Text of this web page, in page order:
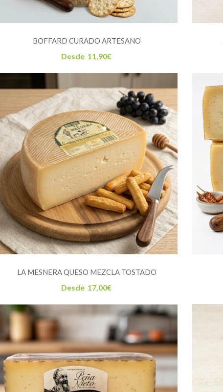
BOFFARD CURADO ARTESANO
Desde 11,90€
LA MESNERA QUESO MEZCLA TOSTADO
Desde 17,00€